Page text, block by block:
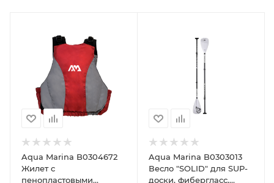
Aqua Marina B0304672
Жилет с
пенопластовыми
Aqua Marina B0303013
Весло "SOLID" для SUP-
доски, фибергласс,